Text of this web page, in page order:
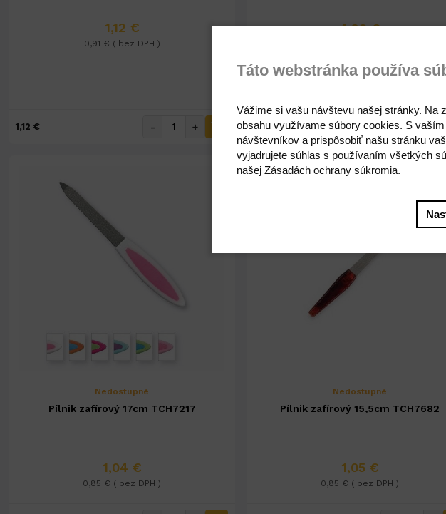
1,12 €
0,91 € ( bez DPH )
1,12 € - +
4,29 €
4,29 € - +
Nedostupné
Pílnik zafírový 17cm TCH7217
1,04 €
0,85 € ( bez DPH )
Nedostupné
Pílnik zafírový 15,5cm TCH7682
1,05 €
0,85 € ( bez DPH )
Táto webstránka používa
Vážime si vašu návštevu našej stránky. Na
obsahu využívame súbory cookies. S
návštevníkov a prispôsobiť našu stránku
vyjadrujete súhlas s používaním všetkých
našej Zásadách ochrany súkromia.